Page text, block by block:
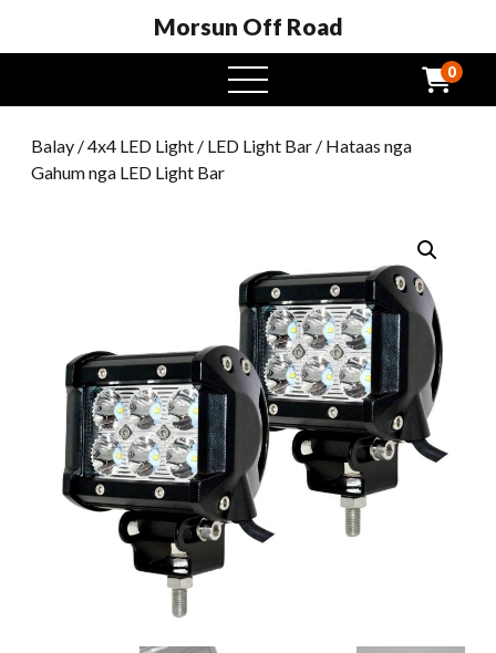
Morsun Off Road
Open
Menu
0
Balay /4x4 LED Light / LED Light Bar / Hataas nga
Gahum nga LED Light Bar